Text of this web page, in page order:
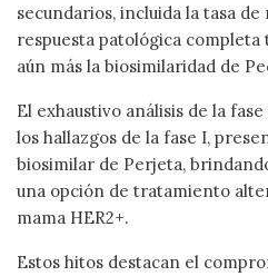
secundarios, incluida la tasa
respuesta patológica completa
aún más la biosimilaridad de
El exhaustivo análisis de la
los hallazgos de la fase I,
biosimilar de Perjeta,
una opción de tratamiento
mama HER2+.
Estos hitos destacan el